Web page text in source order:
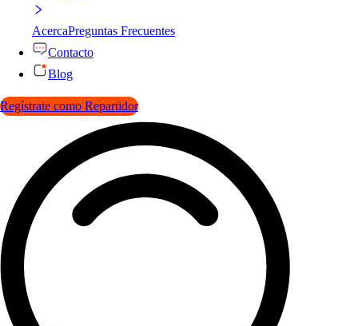
AcercaPreguntas Frecuentes
Contacto
Blog
Regístrate como Repartidor